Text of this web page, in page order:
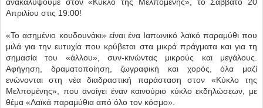
ανακαλύψουμε στον «Κύκλο της Μελπομένης», το Σάββατο 20
Απριλίου στις 19:00!
«Το ασημένιο κουδουνάκι» είναι ένα Ιαπωνικό λαϊκό παραμύθι που
μιλά για την ευτυχία που κρύβεται στα μικρά πράγματα και για τη
σημασία του «άλλου», συν-κινώντας μικρούς και μεγάλους.
Αφήγηση, δραματοποίηση, ζωγραφική και χορός, όλα μαζί
ενώνονται στη νέα διαδραστική παράσταση στον «Κύκλο της
Μελπομένης», που ανοίγει έναν καινούριο κύκλο εκδηλώσεων, με
θέμα «Λαϊκά παραμύθια από όλο τον κόσμο».